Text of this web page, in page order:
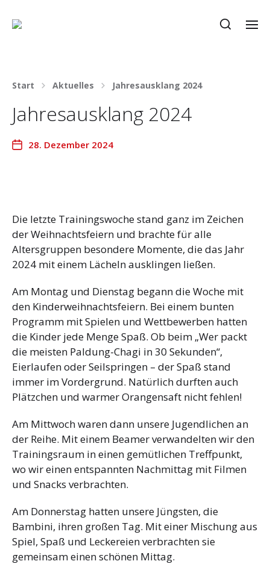
Start Aktuelles Jahresausklang 2024
Jahresausklang 2024
28. Dezember 2024
Die letzte Trainingswoche stand ganz im Zeichen
der Weihnachtsfeiern und brachte für alle
Altersgruppen besondere Momente, die das Jahr
2024 mit einem Lächeln ausklingen ließen.
Am Montag und Dienstag begann die Woche mit
den Kinderweihnachtsfeiern. Bei einem bunten
Programm mit Spielen und Wettbewerben hatten
die Kinder jede Menge Spaß. Ob beim „Wer packt
die meisten Paldung-Chagi in 30 Sekunden“,
Eierlaufen oder Seilspringen – der Spaß stand
immer im Vordergrund. Natürlich durften auch
Plätzchen und warmer Orangensaft nicht fehlen!
Am Mittwoch waren dann unsere Jugendlichen an
der Reihe. Mit einem Beamer verwandelten wir den
Trainingsraum in einen gemütlichen Treffpunkt,
wo wir einen entspannten Nachmittag mit Filmen
und Snacks verbrachten.
Am Donnerstag hatten unsere Jüngsten, die
Bambini, ihren großen Tag. Mit einer Mischung aus
Spiel, Spaß und Leckereien verbrachten sie
gemeinsam einen schönen Mittag.